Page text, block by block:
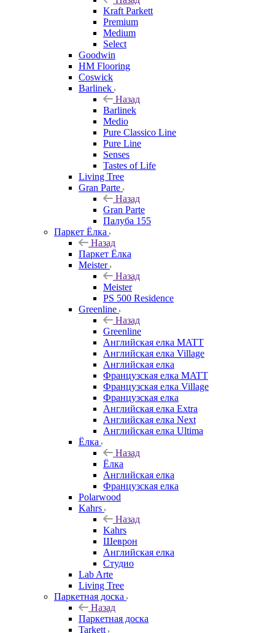
Kraft Parkett
Premium
Medium
Select
Goodwin
HM Flooring
Coswick
Barlinek
Назад
Barlinek
Medio
Pure Classico Line
Pure Line
Senses
Tastes of Life
Living Tree
Gran Parte
Назад
Gran Parte
Палуба 155
Паркет Ёлка
Назад
Паркет Ёлка
Meister
Назад
Meister
PS 500 Residence
Greenline
Назад
Greenline
Английская елка MATT
Английская елка Village
Английская елка
Французская елка MATT
Французская елка Village
Французская елка
Английская елка Extra
Английская елка Next
Английская елка Ultima
Ёлка
Назад
Ёлка
Английская елка
Французская елка
Polarwood
Kahrs
Назад
Kahrs
Шеврон
Английская елка
Студио
Lab Arte
Living Tree
Паркетная доска
Назад
Паркетная доска
Tarkett